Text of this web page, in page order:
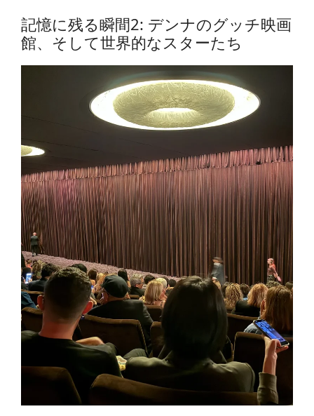
記憶に残る瞬間2: デンナのグッチ映画
館、そして世界的なスターたち